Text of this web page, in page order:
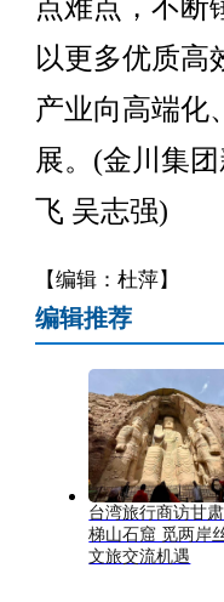
点难点，不断
以更多优质高
产业向高端化
展。(金川集
飞 吴志强)
【编辑：杜萍】
编辑推荐
台湾旅行商访甘
梯山石窟 觅两岸
文旅交流机遇